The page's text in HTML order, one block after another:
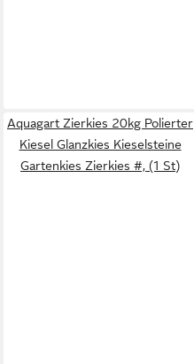
Aquagart Zierkies 20kg Polierter
Kiesel Glanzkies Kieselsteine
Gartenkies Zierkies #, (1 St)